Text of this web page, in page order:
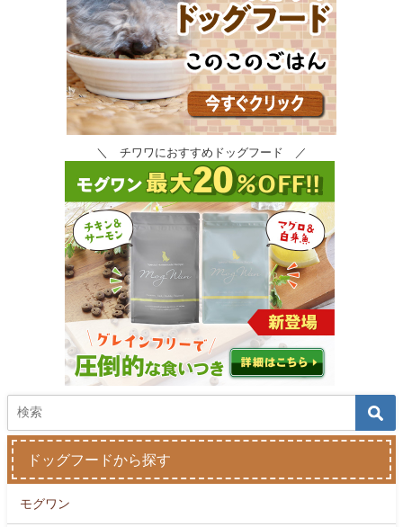
＼ チワワにおすすめドッグフード ／
ドッグフードから探す
モグワン